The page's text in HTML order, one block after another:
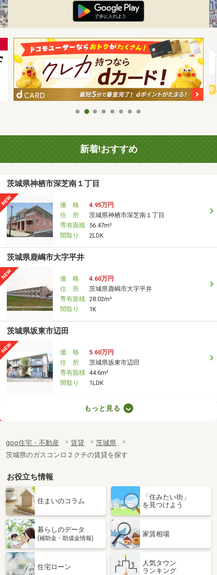
新着!おすすめ
茨城県神栖市深芝南１丁目
価 格
4.95万円
住 所
茨城県神栖市深芝南１丁目
専有面積 56.47m²
間取り
2LDK
茨城県鹿嶋市大字平井
価 格
4.60万円
住 所
茨城県鹿嶋市大字平井
専有面積 28.02m²
間取り
1K
茨城県坂東市辺田
価 格
5.60万円
住 所
茨城県坂東市辺田
専有面積 44.6m²
間取り
1LDK
専有面積
28.02m²
間取り
1K
茨城県つくば市花畑３丁目
価 格
6.80万円
茨城県つくば市花畑３丁目
専有面積 20.37m²
間取り
茨城県東茨城郡大洗町桜道
もっと見る
goo住宅・不動産 賃貸
茨城県
茨城県のガスコンロ２クチの賃貸を探す
お役立ち情報
住まいのコラム
「住みたい街」
を見つけよう
暮らしのデータ
(補助金・助成金情報)
家賃相場
住宅ローン
人気タウン
ランキング